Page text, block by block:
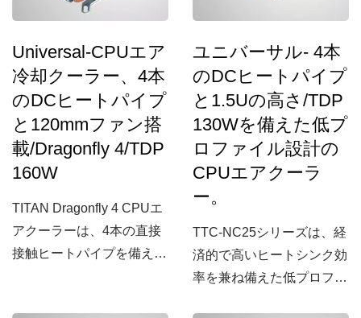
Universal-CPUエア
冷却クーラー、4本
のDCヒートパイプ
と120mmファン搭
載/Dragonfly 4/TDP
160W
TITAN Dragonfly 4 CPUエ
アクーラーは、4本の直接
接触ヒートパイプを備え、
ユニバーサル- 4本
のDCヒートパイプ
と1.5Uの高さ/TDP
130Wを備えた低プ
ロファイル設計の
CPUエアクーラ
ー。
TTC-NC25シリーズは、経
済的で高いヒートシンク効
率を兼ね備えた低プロファ